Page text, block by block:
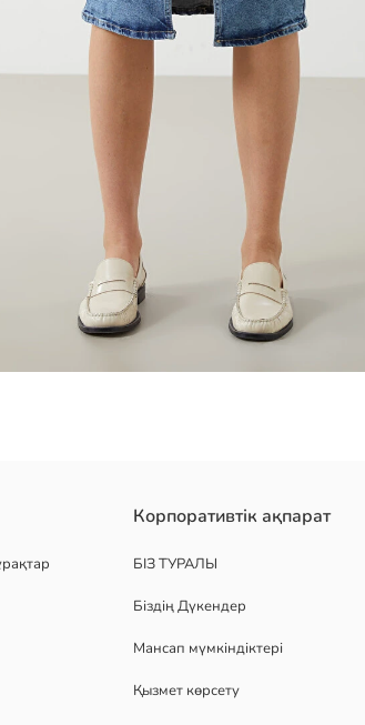
арналған джинсы белдемше бес қалталы
Корпоративтік ақпарат
БІЗ ТУРАЛЫ
Біздің Дүкендер
Мансап мүмкіндіктері
Қызмет көрсету